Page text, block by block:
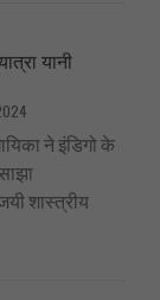
यानी
ने इंडिगो के
शास्त्रीय